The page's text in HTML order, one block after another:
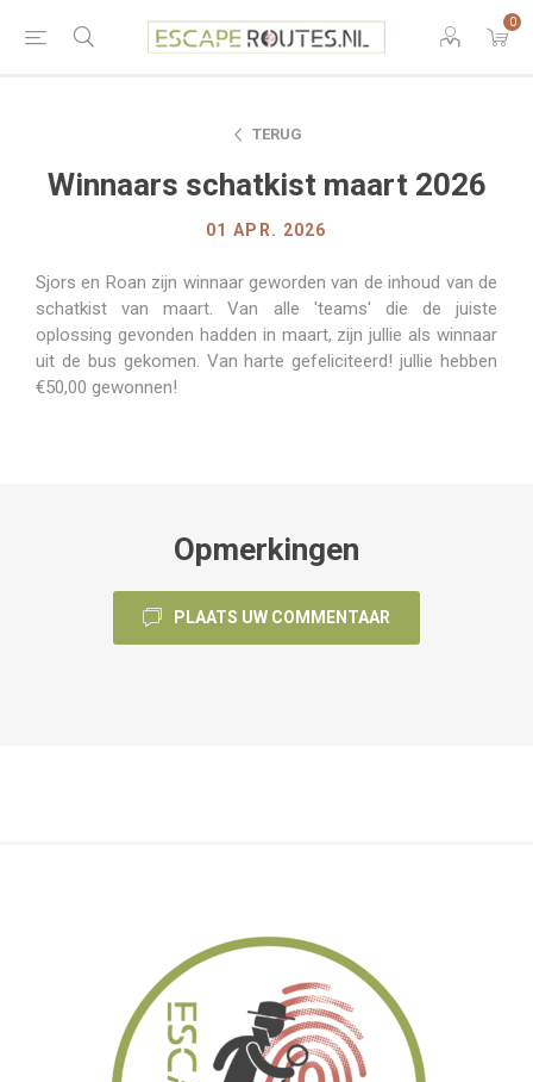
0
TERUG
Winnaars schatkist maart 2026
01 APR. 2026
Sjors en Roan zijn winnaar geworden van de inhoud van de
schatkist van maart. Van alle 'teams' die de juiste
oplossing gevonden hadden in maart, zijn jullie als winnaar
uit de bus gekomen. Van harte gefeliciteerd! jullie hebben
€50,00 gewonnen!
Opmerkingen
PLAATS UW COMMENTAAR